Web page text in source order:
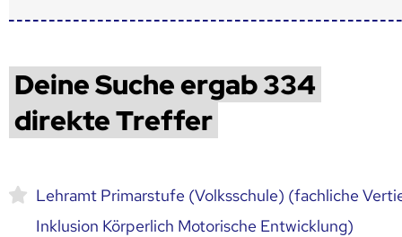
Deine Suche ergab 334
direkte Treffer
Lehramt Primarstufe (Volksschule) (fachliche
Inklusion Körperlich Motorische Entwicklung)